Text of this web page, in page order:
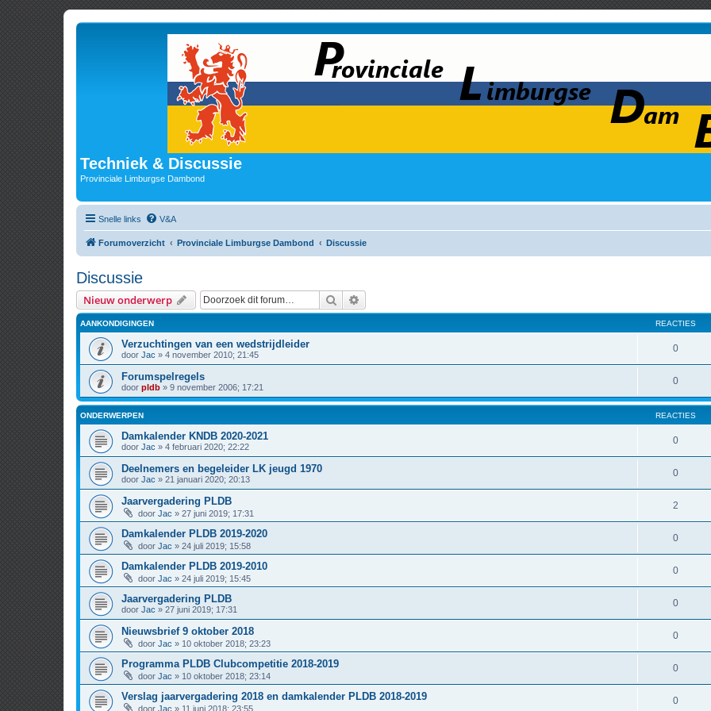
Techniek & Discussie
Provinciale Limburgse Dambond
Snelle links V&A
Forumoverzicht Provinciale Limburgse Dambond Discussie
Discussie
Nieuw onderwerp Zoek
AANKONDIGINGEN REACTIES
Verzuchtingen van een wedstrijdleider
door Jac » 4 november 2010; 21:45
0
Forumspelregels
door pldb » 9 november 2006; 17:21
0
ONDERWERPEN REACTIES
Damkalender KNDB 2020-2021
door Jac » 4 februari 2020; 22:22
0
Deelnemers en begeleider LK jeugd 1970
door Jac » 21 januari 2020; 20:13
0
Jaarvergadering PLDB
door Jac » 27 juni 2019; 17:31
2
Damkalender PLDB 2019-2020
door Jac » 24 juli 2019; 15:58
0
Damkalender PLDB 2019-2010
door Jac » 24 juli 2019; 15:45
0
Jaarvergadering PLDB
door Jac » 27 juni 2019; 17:31
0
Nieuwsbrief 9 oktober 2018
door Jac » 10 oktober 2018; 23:23
0
Programma PLDB Clubcompetitie 2018-2019
door Jac » 10 oktober 2018; 23:14
0
Verslag jaarvergadering 2018 en damkalender PLDB 2018-2019
door Jac » 11 juni 2018; 23:55
0